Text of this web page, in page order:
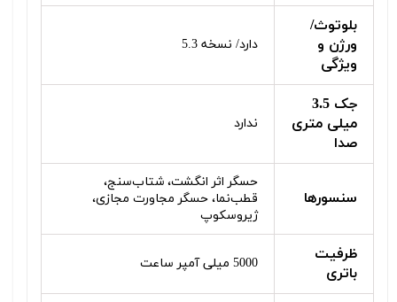
بلوتوث/
ورژن و
ویژگی
دارد/ نسخه 5.3
جک 3.5
میلی متری
صدا
ندارد
سنسورها
حسگر اثر انگشت، شتاب‌سنج،
قطب‌نما، حسگر مجاورت مجازی،
ژیروسکوپ
ظرفیت
باتری
5000 میلی آمپر ساعت